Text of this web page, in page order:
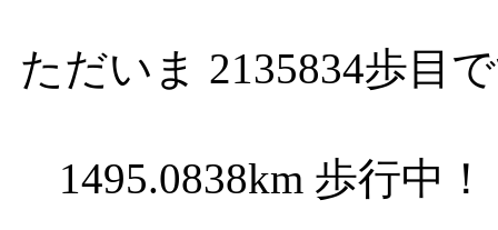
ただいま 2135834歩目
1495.0838km 歩行中